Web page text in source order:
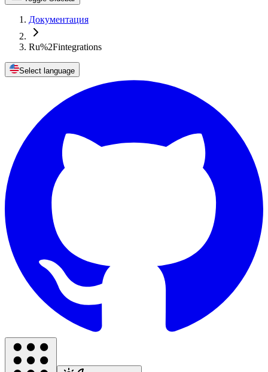
Документация
Ru%2Fintegrations
Select language